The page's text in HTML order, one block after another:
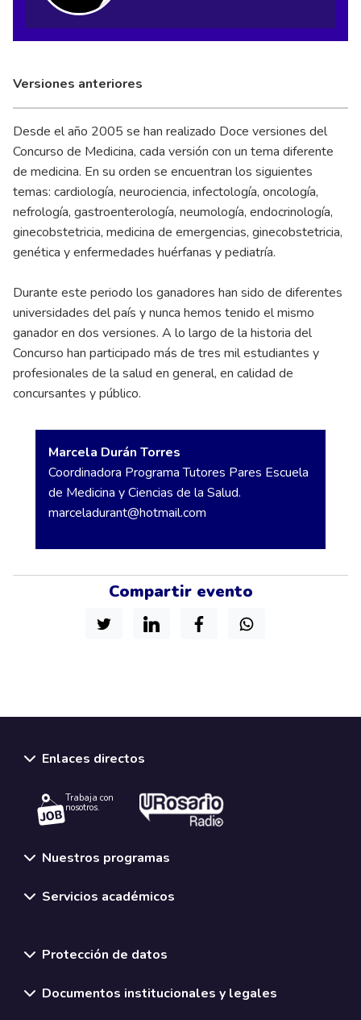
Marcela Durán Torres
Coordinadora Programa Tutores Pares Escuela
de Medicina y Ciencias de la Salud.
marceladurant@hotmail.com
Compartir evento
Versiones anteriores
Desde el año 2005 se han realizado Doce versiones del
Concurso de Medicina, cada versión con un tema diferente
de medicina. En su orden se encuentran los siguientes
temas: cardiología, neurociencia, infectología, oncología,
nefrología, gastroenterología, neumología, endocrinología,
ginecobstetricia, medicina de emergencias, ginecobstetricia,
genética y enfermedades huérfanas y pediatría.
Durante este periodo los ganadores han sido de diferentes
universidades del país y nunca hemos tenido el mismo
ganador en dos versiones. A lo largo de la historia del
Concurso han participado más de tres mil estudiantes y
profesionales de la salud en general, en calidad de
concursantes y público.
Enlaces directos
Trabaja con
nosotros.
Nuestros programas
Servicios académicos
Protección de datos
Documentos institucionales y legales